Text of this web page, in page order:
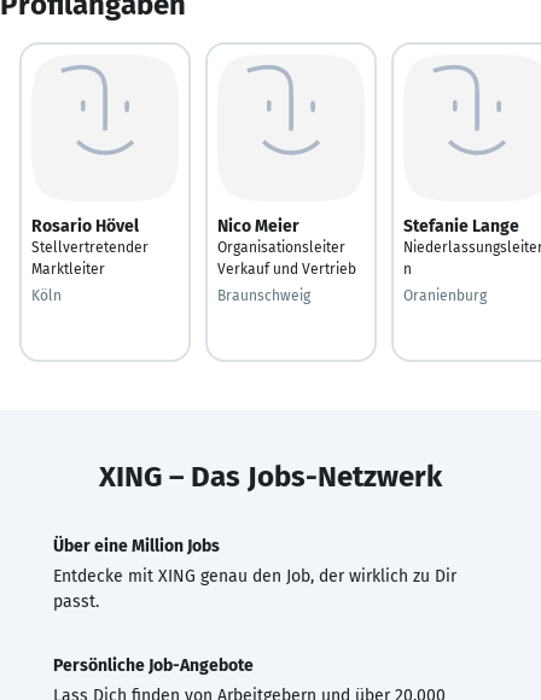
Rosario Hövel
Stellvertretender
Marktleiter
Köln
Nico Meier
Organisationsleiter
Verkauf und Vertrieb
Braunschweig
Stefanie Lange
n
Oranienburg
XING – Das Jobs-Netzwerk
Über eine Million Jobs
Entdecke mit XING genau den Job, der wirklich zu Dir
passt.
Persönliche Job-Angebote
Lass Dich finden von Arbeitgebern und über 20.000